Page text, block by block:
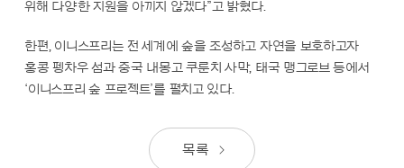
위해 다양한 지원을 아끼지 않겠다”고 밝혔다.
한편, 이니스프리는 전 세계에 숲을 조성하고 자연을 보호하고자
홍콩 펭차우 섬과 중국 내몽고 쿠룬치 사막, 태국 맹그로브 등에서
‘이니스프리 숲 프로젝트’를 펼치고 있다.
목록